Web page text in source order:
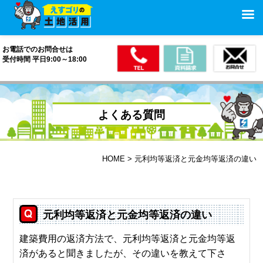
お電話でのお問合せは
受付時間 平日9:00～18:00
よくある質問
HOME 元利均等返済と元金均等返済の違い
元利均等返済と元金均等返済の違い
建築費用の返済方法で、元利均等返済と元金均等返
済があると聞きましたが、その違いを教えて下さ